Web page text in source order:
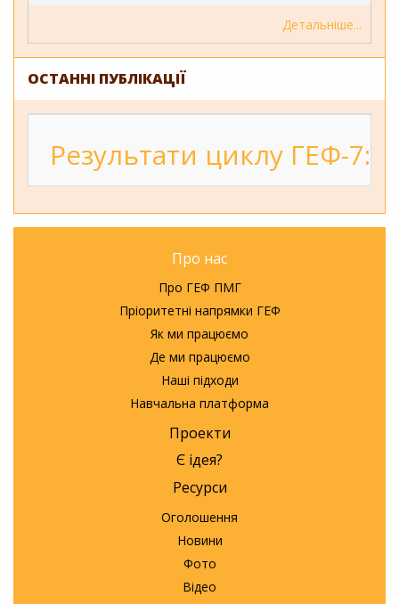
Детальніше
ОСТАННІ ПУБЛІКАЦІЇ
Результати циклу ГЕФ-7:
Про нас
Про ГЕФ ПМГ
Пріоритетні напрямки ГЕФ
Як ми працюємо
Де ми працюємо
Наші підходи
Навчальна платформа
Проекти
Є ідея?
Ресурси
Оголошення
Новини
Фото
Відео